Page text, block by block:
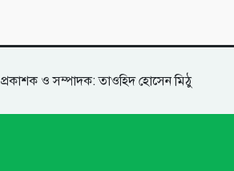
প্রকাশক ও সম্পাদক: তাওহিদ হোসেন মিঠু